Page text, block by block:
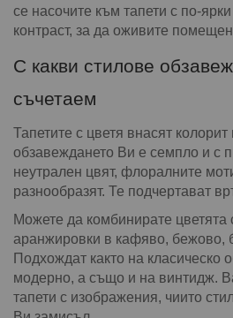
се насочите към тапети с по-
контраст, за да оживите
С какви стилове
съчетаем
Тапетите с цветя внасят
обзавеждането Ви е семпло и с
неутрален цвят, флоралните
разнообразят. Те подчертават
Можете да комбинирате цветята
аранжировки в кафяво, бежово,
Подхождат както на класическо
модерно, а също и на винтидж.
тапети с изображения, чиито